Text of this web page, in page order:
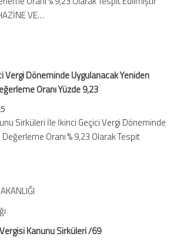
VE…
Vergi Döneminde Uygulanacak Yeniden
Oranı Yüzde 9,23
Sirküleri İle İkinci Geçici Vergi Döneminde
Oranı % 9,23 Olarak Tespit
Kanunu Sirküleri /69